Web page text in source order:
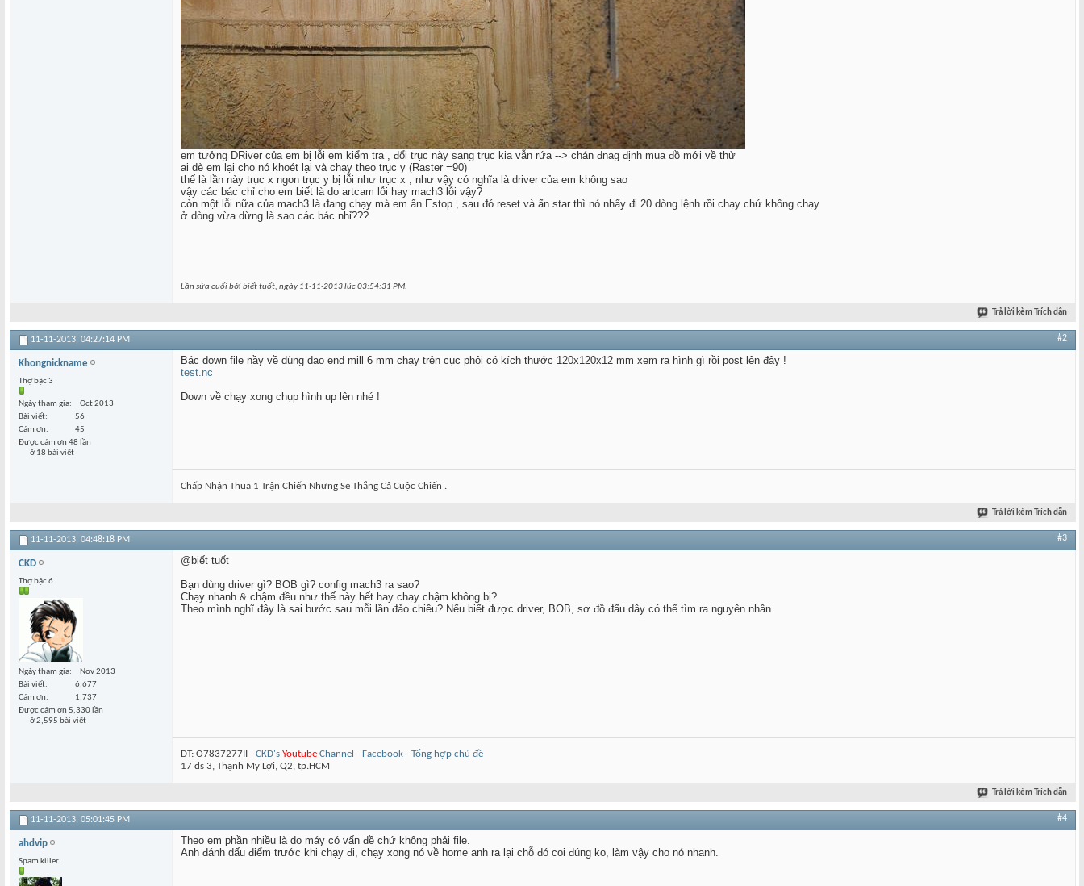
em tưởng DRiver của em bị lỗi em kiểm tra , đổi trục này sang trục kia vẫn rứa --> chán đnag định mua đồ mới về thử
ai dè em lại cho nó khoét lại và chạy theo trục y (Raster =90)
thế là lần này trục x ngon trục y bị lỗi như trục x , như vậy có nghĩa là driver của em không sao
vậy các bác chỉ cho em biết là do artcam lỗi hay mach3 lỗi vậy?
còn một lỗi nữa của mach3 là đang chạy mà em ấn Estop , sau đó reset và ấn star thì nó nhẩy đi 20 dòng lệnh rồi chạy chứ không chạy
ở dòng vừa dừng là sao các bác nhỉ???
Lần sửa cuối bởi biết tuốt, ngày 11-11-2013 lúc03:54:31 PM.
Trả lời kèm Trích dẫn
11-11-2013, 04:27:14 PM #2
Khongnickname
Thợ bậc 3
Ngày tham gia
Oct 2013
Bài viết
56
Cám ơn
45
Được cám ơn 48 lần
ở 18 bài viết
Bác down file nầy về dùng dao end mill 6 mm chạy trên cục phôi có kích thước 120x120x12 mm xem ra hình gì rồi post lên đây !
test.nc
Down về chạy xong chụp hình up lên nhé !
Chấp Nhận Thua 1 Trận Chiến Nhưng Sẽ Thắng Cả Cuộc Chiến .
Trả lời kèm Trích dẫn
11-11-2013, 04:48:18 PM #3
CKD
Thợ bậc 6
Ngày tham gia
Nov 2013
Bài viết
6,677
Cám ơn
1,737
Được cám ơn 5,330 lần
ở 2,595 bài viết
@biết tuốt
Bạn dùng driver gì? BOB gì? config mach3 ra sao?
Chạy nhanh & chậm đều như thế này hết hay chạy chậm không bị?
Theo mình nghĩ đây là sai bước sau mỗi lần đảo chiều? Nếu biết được driver, BOB, sơ đồ đấu dây có thể tìm ra nguyên nhân.
DT: O7837277II - CKD's Youtube Channel - Facebook - Tổng hợp chủ đề
17 ds 3, Thạnh Mỹ Lợi, Q2, tp.HCM
Trả lời kèm Trích dẫn
11-11-2013, 05:01:45 PM #4
ahdvip
Spam killer
Theo em phần nhiều là do máy có vấn đề chứ không phải file.
Anh đánh dấu điểm trước khi chạy đi, chạy xong nó về home anh ra lại chỗ đó coi đúng ko, làm vậy cho nó nhanh.